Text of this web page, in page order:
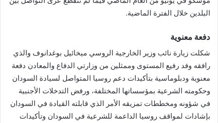
البلدين خلال الفترة الماضية.
دفعة معنوية
شكلت زيارة نائب وزير الخارجية الروسي ميخائيل بوغدانوف والذي
رافقه وفد رفيع المستوى وممثلين من وزارتي الدفاع والمعادن دفعة
معنوية ودبلوماسية بتأكيدات دعم روسيا المتواصل لسيادة السودان
وحكومته الشرعية بمؤسساتها المختلفة، ورفض التدخلات الأجنبية
في شؤونه ومخططات تمزيقه الأمر الذي قابلته القيادة في السودان
بإشادات لمواقف روسيا الداعمة للشرعية في السودان وتأكيدات